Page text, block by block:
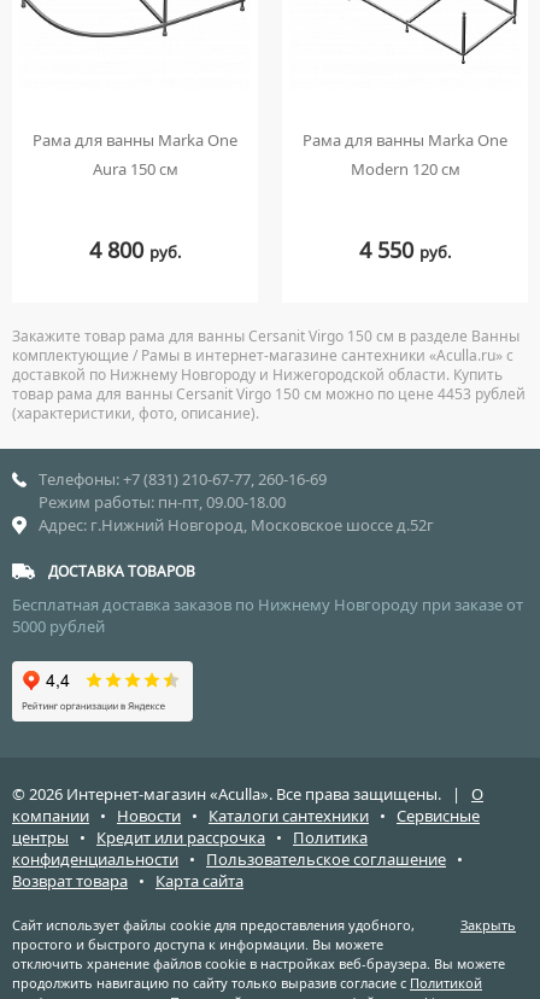
Рама для ванны Marka One
Aura 150 см
4 800 руб.
Рама для ванны Marka One
Modern 120 см
4 550 руб.
Закажите товар рама для ванны Cersanit Virgo 150 см в разделе Ванны
комплектующие / Рамы в интернет-магазине сантехники «Aculla.ru» с
доставкой по Нижнему Новгороду и Нижегородской области. Купить
товар рама для ванны Cersanit Virgo 150 см можно по цене 4453 рублей
(характеристики, фото, описание).
Телефоны: +7 (831) 210-67-77, 260-16-69
Режим работы: пн-пт, 09.00-18.00
Адрес: г.Нижний Новгород, Московское шоссе д.52г
ДОСТАВКА ТОВАРОВ
Бесплатная доставка заказов по Нижнему Новгороду при заказе от
5000 рублей
© 2026 Интернет-магазин «Aculla». Все права защищены. | О
компании • Новости • Каталоги сантехники • Сервисные
центры • Кредит или рассрочка • Политика
конфиденциальности • Пользовательское соглашение •
Возврат товара • Карта сайта
Закрыть
Сайт использует файлы cookie для предоставления удобного,
простого и быстрого доступа к информации. Вы можете
отключить хранение файлов cookie в настройках веб-браузера. Вы можете
продолжить навигацию по сайту только выразив согласие с Политикой